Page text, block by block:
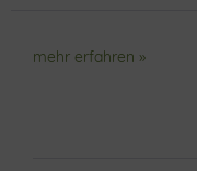
mehr erfahren »